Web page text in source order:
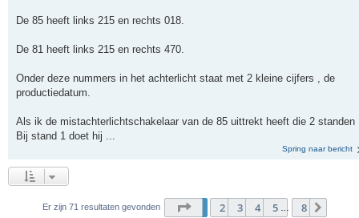
De 85 heeft links 215 en rechts 018.
De 81 heeft links 215 en rechts 470.
Onder deze nummers in het achterlicht staat met 2 kleine cijfers , de
productiedatum.
Als ik de mistachterlichtschakelaar van de 85 uittrekt heeft die 2 standen
Bij stand 1 doet hij ...
Spring naar bericht
Er zijn 71 resultaten gevonden Pagina van8
2 3 4 5 8